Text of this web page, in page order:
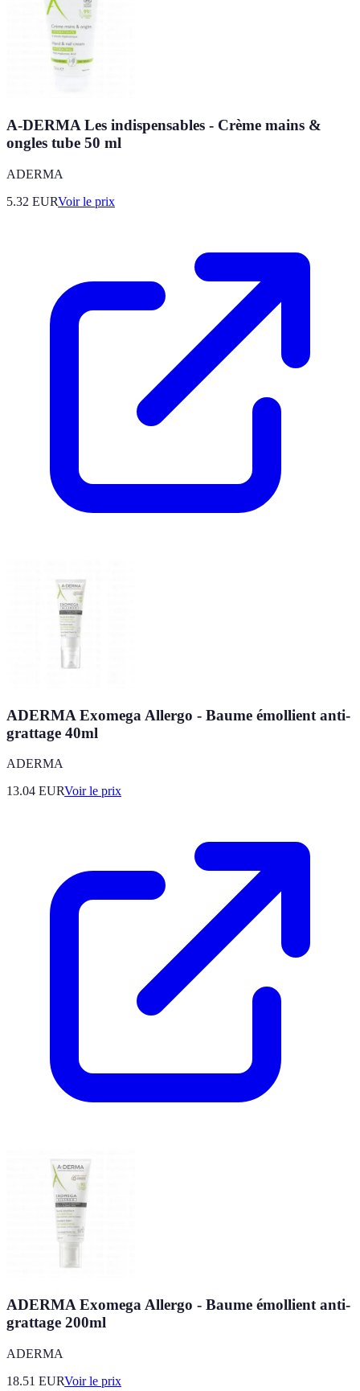
A-DERMA Les indispensables - Crème mains &
ongles tube 50 ml
ADERMA
5.32 EURVoir le prix
ADERMA Exomega Allergo - Baume émollient anti-
grattage 40ml
ADERMA
13.04 EURVoir le prix
ADERMA Exomega Allergo - Baume émollient anti-
grattage 200ml
ADERMA
18.51 EURVoir le prix